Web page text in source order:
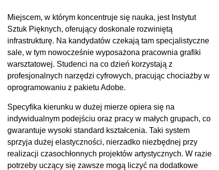
Miejscem, w którym koncentruje się nauka, jest Instytut
Sztuk Pięknych, oferujący doskonale rozwiniętą
infrastrukturę. Na kandydatów czekają tam specjalistyczne
sale, w tym nowocześnie wyposażona pracownia grafiki
warsztatowej. Studenci na co dzień korzystają z
profesjonalnych narzędzi cyfrowych, pracując chociażby w
oprogramowaniu z pakietu Adobe.
Specyfika kierunku w dużej mierze opiera się na
indywidualnym podejściu oraz pracy w małych grupach, co
gwarantuje wysoki standard kształcenia. Taki system
sprzyja dużej elastyczności, nierzadko niezbędnej przy
realizacji czasochłonnych projektów artystycznych. W razie
potrzeby uczący się zawsze mogą liczyć na dodatkowe